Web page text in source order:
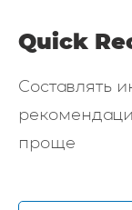
Quick
Составлять
проще